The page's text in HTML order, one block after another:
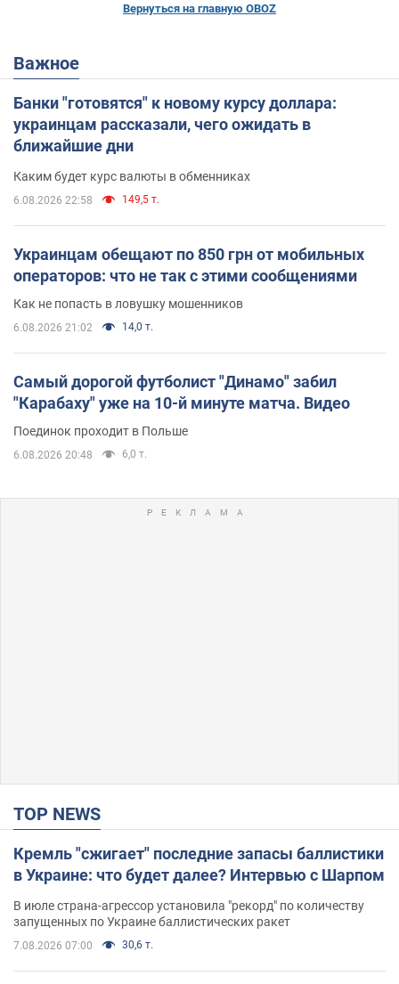
Вернуться на главную OBOZ
Важное
Банки "готовятся" к новому курсу доллара:
украинцам рассказали, чего ожидать в
ближайшие дни
Каким будет курс валюты в обменниках
6.08.2026 22:58 149,5 т.
Украинцам обещают по 850 грн от мобильных
операторов: что не так с этими сообщениями
Как не попасть в ловушку мошенников
6.08.2026 21:02 14,0 т.
Самый дорогой футболист "Динамо" забил
"Карабаху" уже на 10-й минуте матча. Видео
Поединок проходит в Польше
6.08.2026 20:48 6,0 т.
TOP NEWS
Кремль "сжигает" последние запасы баллистики
в Украине: что будет далее? Интервью с Шарпом
В июле страна-агрессор установила "рекорд" по количеству
запущенных по Украине баллистических ракет
7.08.2026 07:00 30,6 т.